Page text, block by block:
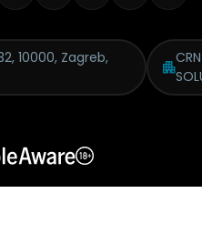
10000, Zagreb,